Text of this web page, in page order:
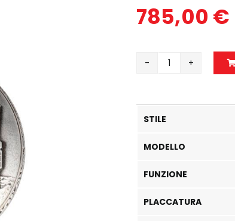
785,00 €
17102
quantità
STILE
MODELLO
FUNZIONE
PLACCATURA